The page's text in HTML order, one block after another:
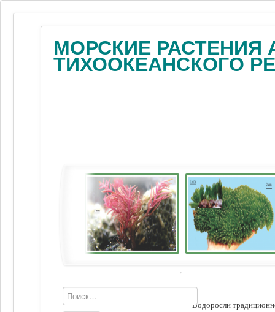
МОРСКИЕ РАСТЕНИЯ
ТИХООКЕАНСКОГО
Водоросли